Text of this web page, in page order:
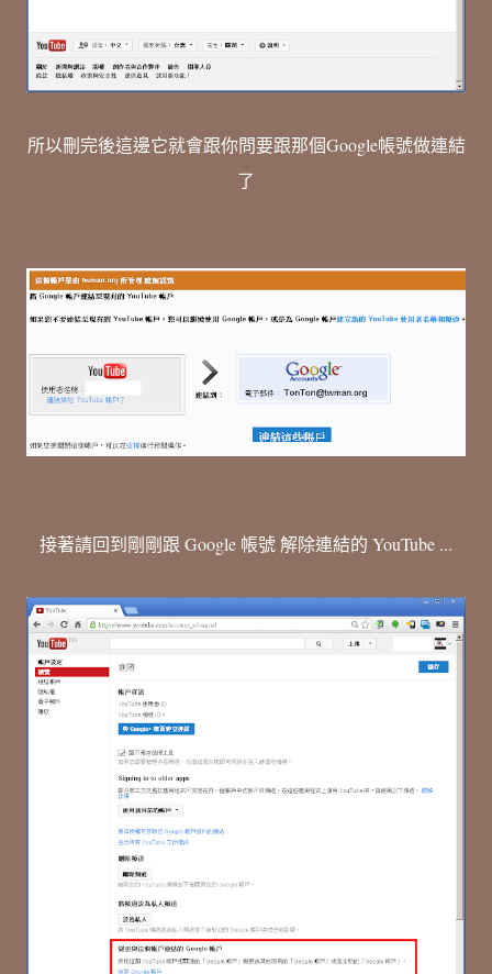
所以刪完後這邊它就會跟你問要跟那個Google帳號做連結
了
接著請回到剛剛跟 Google 帳號 解除連結的 YouTube ...